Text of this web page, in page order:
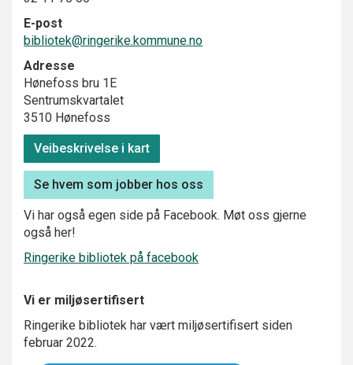
E-post
bibliotek@ringerike.kommune.no
Adresse
Hønefoss bru 1E
Sentrumskvartalet
3510 Hønefoss
Veibeskrivelse i kart
Se hvem som jobber hos oss
Vi har også egen side på Facebook. Møt oss gjerne
også her!
Ringerike bibliotek på facebook
Vi er miljøsertifisert
Ringerike bibliotek har vært miljøsertifisert siden
februar 2022.